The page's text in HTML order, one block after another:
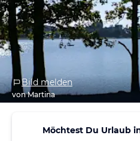
Bild melden
von Martina
Möchtest Du Urlaub